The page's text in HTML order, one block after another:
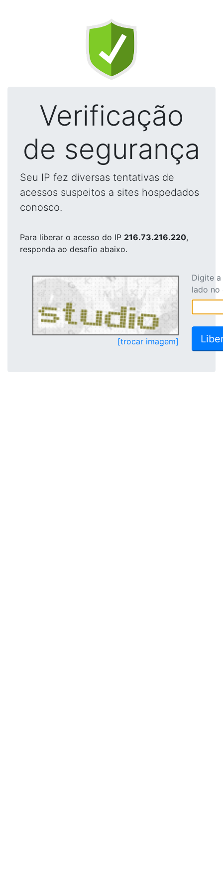
Verificação
de segurança
Seu IP fez diversas tentativas de
acessos suspeitos a sites hospedados
conosco.
Para liberar o acesso do IP 216.73.216.220,
responda ao desafio abaixo.
[trocar imagem]
Digite
lado no